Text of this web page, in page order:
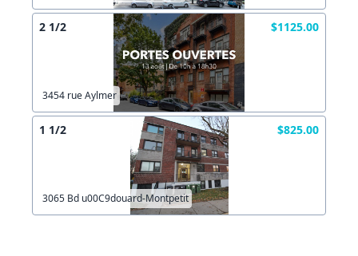
2 1/2 $1125.00
3454 rue Aylmer
1 1/2 $825.00
3065 Bd u00C9douard-Montpetit